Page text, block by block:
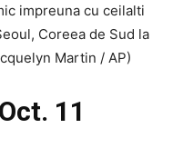
impreuna cu ceilalti
Coreea de Sud la
Martin / AP)
11